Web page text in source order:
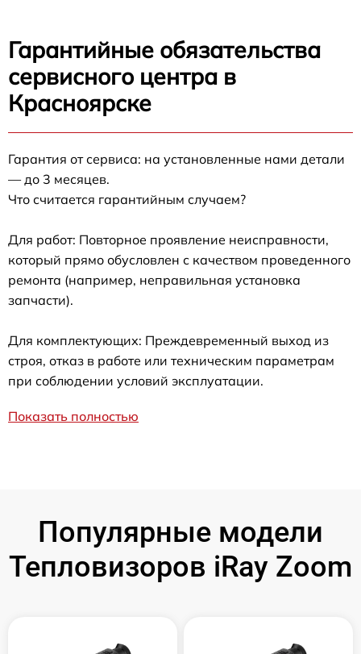
Гарантийные обязательства
сервисного центра в
Красноярске
Гарантия от сервиса: на установленные нами детали
— до 3 месяцев.
Что считается гарантийным случаем?
Для работ: Повторное проявление неисправности,
который прямо обусловлен с качеством проведенного
ремонта (например, неправильная установка
запчасти).
Для комплектующих: Преждевременный выход из
строя, отказ в работе или техническим параметрам
при соблюдении условий эксплуатации.
Показать полностью
Популярные модели
Тепловизоров iRay Zoom